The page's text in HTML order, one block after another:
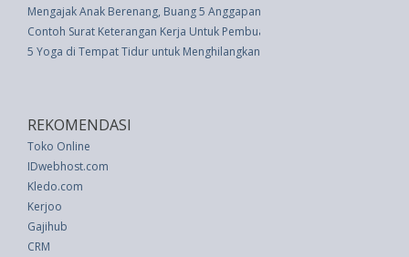
Mengajak Anak Berenang, Buang 5 Anggapan Salah Ini
Contoh Surat Keterangan Kerja Untuk Pembuatan Rekening Bank
5 Yoga di Tempat Tidur untuk Menghilangkan Sakit Leher dan Bahu
REKOMENDASI
Toko Online
IDwebhost.com
Kledo.com
Kerjoo
Gajihub
CRM